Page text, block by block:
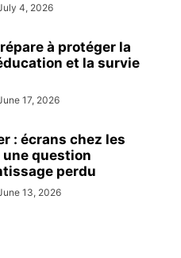
4, 2026
à protéger la
et la survie
17, 2026
: écrans chez les
question
perdu
13, 2026